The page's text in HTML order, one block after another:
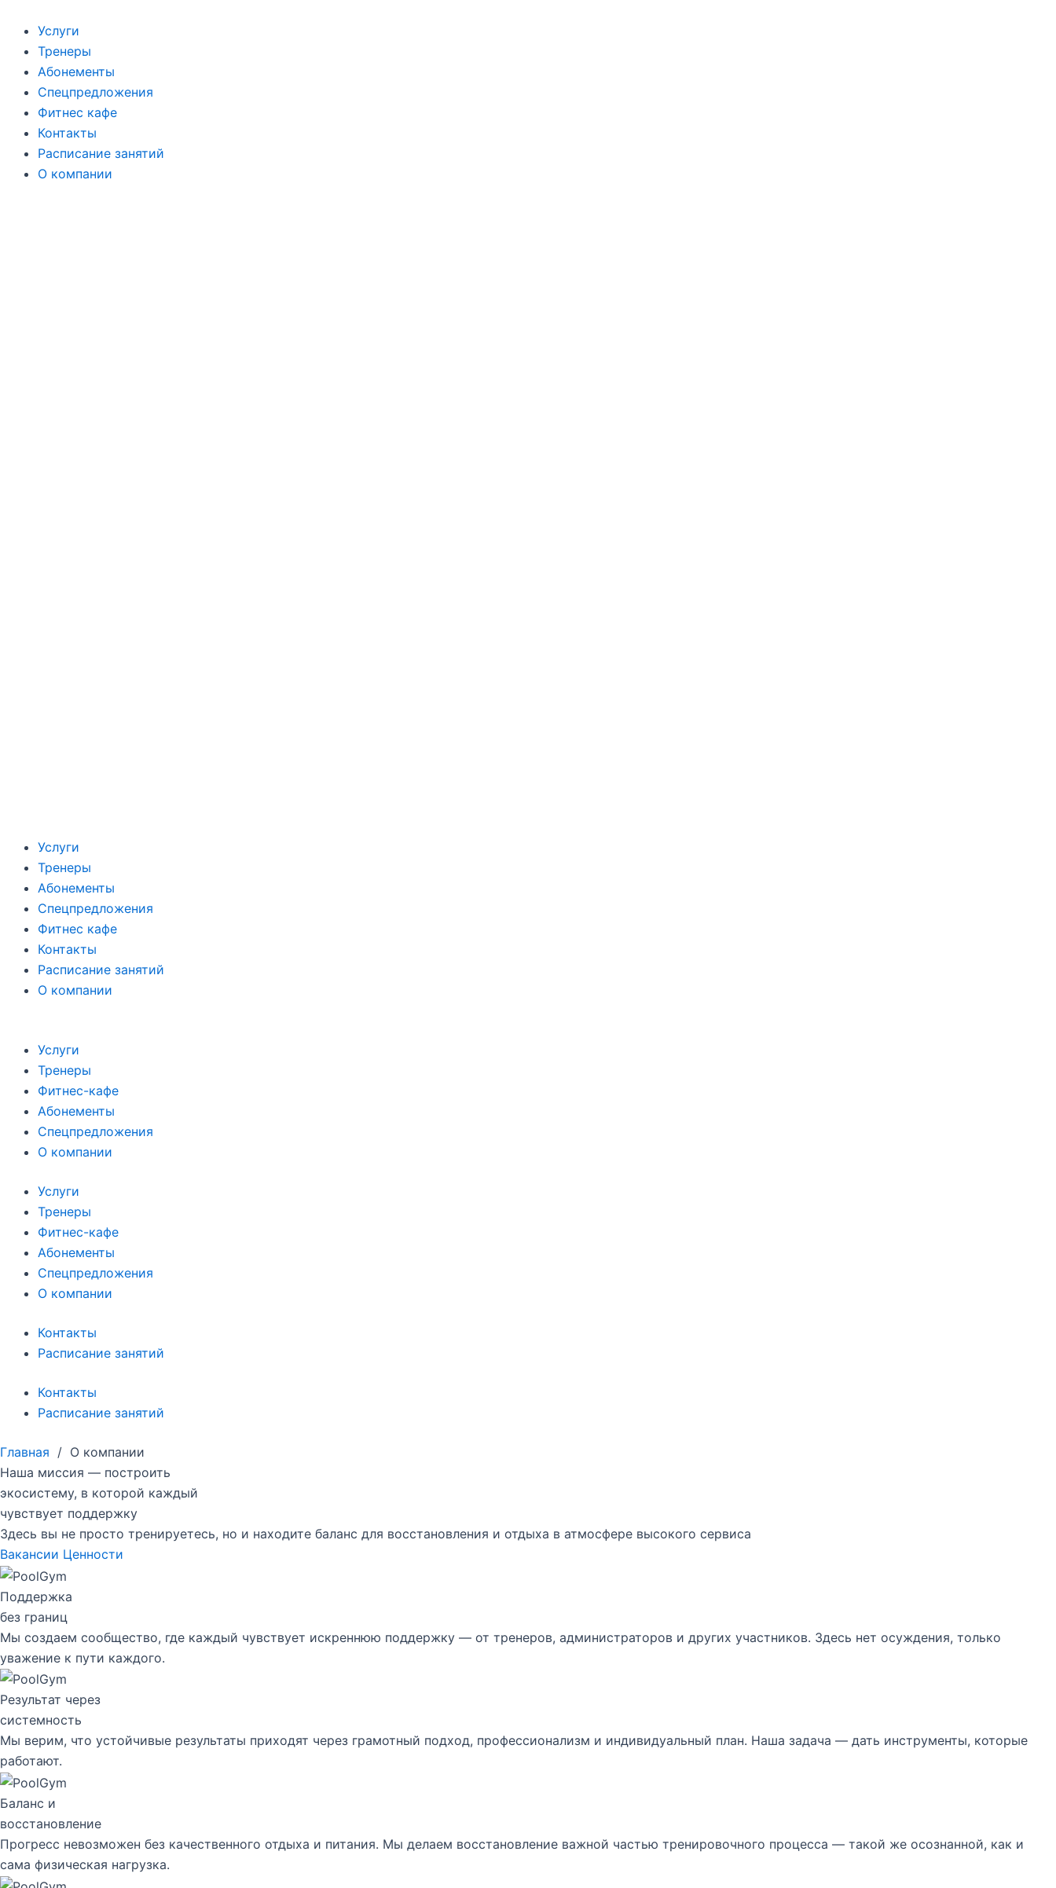
содержимому
Услуги
Тренеры
Абонементы
Спецпредложения
Фитнес кафе
Контакты
Расписание занятий
О компании
Услуги
Тренеры
Абонементы
Спецпредложения
Фитнес кафе
Контакты
Расписание занятий
О компании
Услуги
Тренеры
Фитнес-кафе
Абонементы
Спецпредложения
О компании
Услуги
Тренеры
Фитнес-кафе
Абонементы
Спецпредложения
О компании
Контакты
Расписание занятий
Контакты
Расписание занятий
Главная / О компании
Наша миссия — построить
экосистему, в которой каждый
чувствует поддержку
Здесь вы не просто тренируетесь, но и находите баланс для восстановления и отдыха в атмосфере высокого сервиса
Вакансии Ценности
Поддержка
без границ
Мы создаем сообщество, где каждый чувствует искреннюю поддержку — от тренеров, администраторов и других участников. Здесь нет осуждения, только
уважение к пути каждого.
Результат через
системность
Мы верим, что устойчивые результаты приходят через грамотный подход, профессионализм и индивидуальный план. Наша задача — дать инструменты, которые
работают.
Баланс и
восстановление
Прогресс невозможен без качественного отдыха и питания. Мы делаем восстановление важной частью тренировочного процесса — такой же осознанной, как и
сама физическая нагрузка.